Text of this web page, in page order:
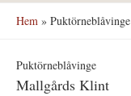
Hem » Puktörneblåvinge
Puktörneblåvinge
Mallgårds Klint